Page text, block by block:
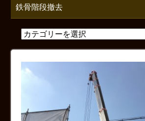
鉄骨階段撤去